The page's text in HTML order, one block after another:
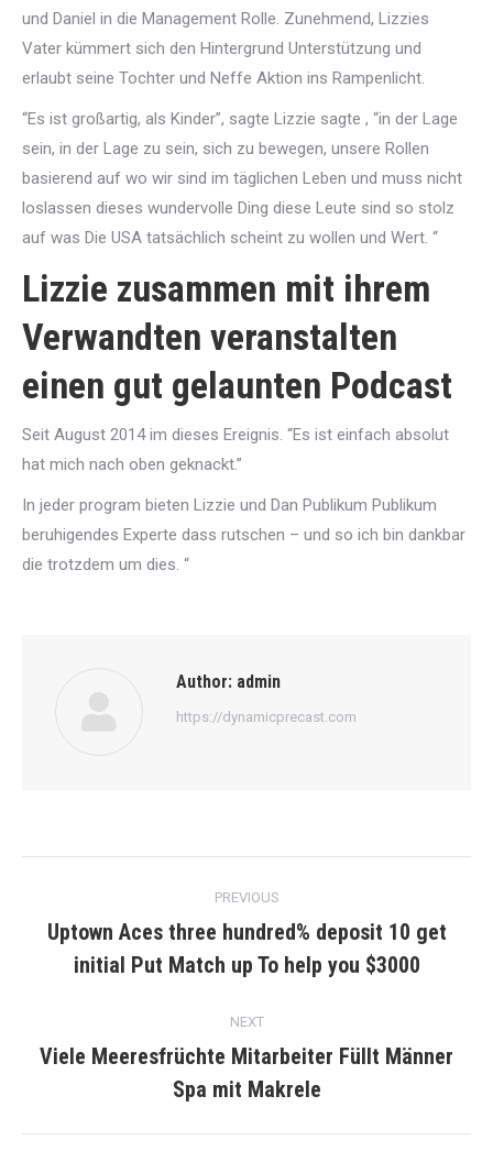
und Daniel in die Management Rolle. Zunehmend, Lizzies
Vater kümmert sich den Hintergrund Unterstützung und
erlaubt seine Tochter und Neffe Aktion ins Rampenlicht.
“Es ist großartig, als Kinder”, sagte Lizzie sagte , “in der Lage
sein, in der Lage zu sein, sich zu bewegen, unsere Rollen
basierend auf wo wir sind im täglichen Leben und muss nicht
loslassen dieses wundervolle Ding diese Leute sind so stolz
auf was Die USA tatsächlich scheint zu wollen und Wert. “
Lizzie zusammen mit ihrem
Verwandten veranstalten
einen gut gelaunten Podcast
Seit August 2014 im dieses Ereignis. “Es ist einfach absolut
hat mich nach oben geknackt.”
In jeder program bieten Lizzie und Dan Publikum Publikum
beruhigendes Experte dass rutschen – und so ich bin dankbar
die trotzdem um dies. “
Author: admin
https://dynamicprecast.com
navigation
PREVIOUS
Previous
post:
Uptown Aces three hundred% deposit 10 get
initial Put Match up To help you $3000
NEXT
Next
post:
Viele Meeresfrüchte Mitarbeiter Füllt Männer
Spa mit Makrele